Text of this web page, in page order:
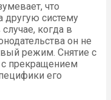
что
другую систему
когда в
он не
режим. Снятие с
с прекращением
его